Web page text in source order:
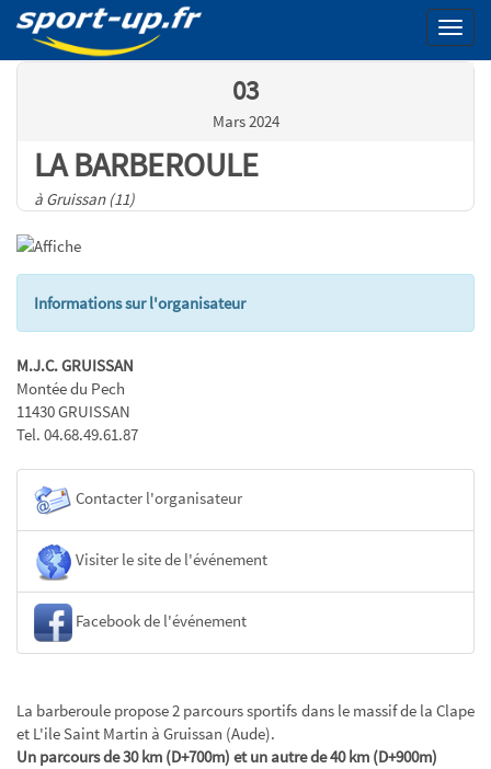
Menu
03
Mars 2024
LA BARBEROULE
à Gruissan (11)
Informations sur l'organisateur
M.J.C. GRUISSAN
Montée du Pech
11430 GRUISSAN
Tel. 04.68.49.61.87
Contacter l'organisateur
Visiter le site de l'événement
Facebook de l'événement
La barberoule propose 2 parcours sportifs dans le massif de la Clape
et L'ile Saint Martin à Gruissan (Aude).
Un parcours de 30 km (D+700m) et un autre de 40 km (D+900m)